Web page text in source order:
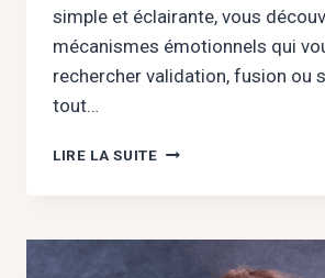
simple et éclairante, vous
mécanismes émotionnels qui
rechercher validation, fusion ou
tout…
LIRE LA SUITECOMPRENDRE
DÉPENDANCE
AFFECTIVE